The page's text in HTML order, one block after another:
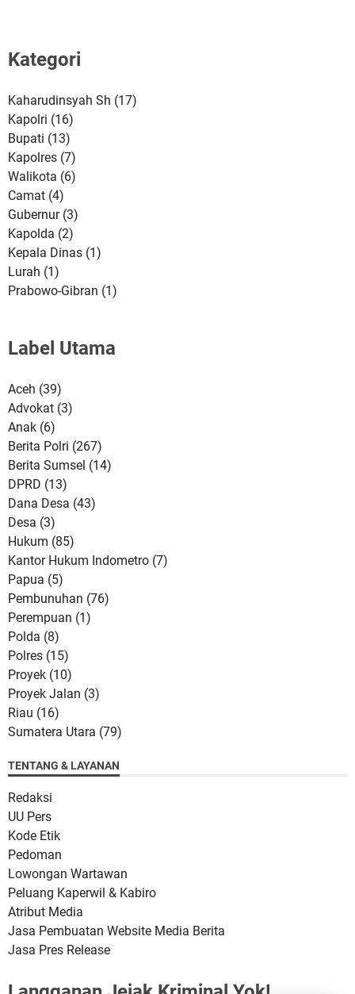
Kategori
Kaharudinsyah Sh (17)
Kapolri (16)
Bupati (13)
Kapolres (7)
Walikota (6)
Camat (4)
Gubernur (3)
Kapolda (2)
Kepala Dinas (1)
Lurah (1)
Prabowo-Gibran (1)
Label Utama
Aceh (39)
Advokat (3)
Anak (6)
Berita Polri (267)
Berita Sumsel (14)
DPRD (13)
Dana Desa (43)
Desa (3)
Hukum (85)
Kantor Hukum Indometro (7)
Papua (5)
Pembunuhan (76)
Perempuan (1)
Polda (8)
Polres (15)
Proyek (10)
Proyek Jalan (3)
Riau (16)
Sumatera Utara (79)
TENTANG & LAYANAN
Redaksi
UU Pers
Kode Etik
Pedoman
Lowongan Wartawan
Peluang Kaperwil & Kabiro
Atribut Media
Jasa Pembuatan Website Media Berita
Jasa Pres Release